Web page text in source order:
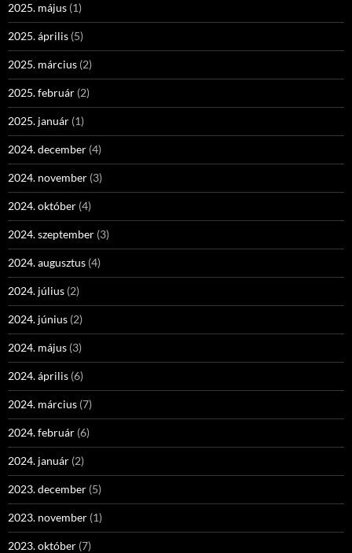
2025. május (1)
2025. április (5)
2025. március (2)
2025. február (2)
2025. január (1)
2024. december (4)
2024. november (3)
2024. október (4)
2024. szeptember (3)
2024. augusztus (4)
2024. július (2)
2024. június (2)
2024. május (3)
2024. április (6)
2024. március (7)
2024. február (6)
2024. január (2)
2023. december (5)
2023. november (1)
2023. október (7)